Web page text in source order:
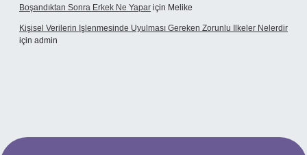
Boşandıktan Sonra Erkek Ne Yapar için Melike
Kişisel Verilerin Işlenmesinde Uyulması Gereken Zorunlu Ilkeler Nelerdir
için admin